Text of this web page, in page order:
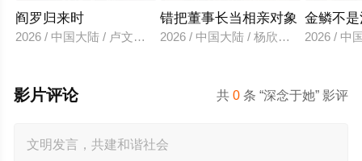
阎罗归来时
2026 / 中国大陆 / 卢文洁＆谢伊博
错把董事长当相亲对象
2026 / 中国大陆 / 杨欣芮＆滕林＆马
金鳞不
2026 / 中
共0 条 “深念于她” 影评
影片评论